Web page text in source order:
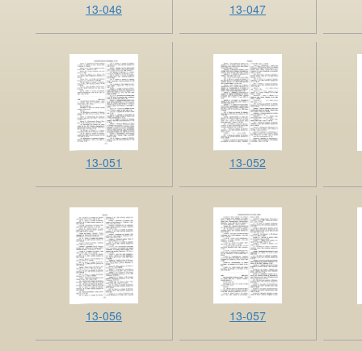
13-046 13-047
13-051 13-052
13-056 13-057